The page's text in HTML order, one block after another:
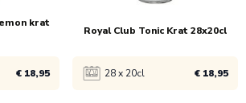
krat
€ 18,95
Royal Club Tonic Krat 28x20cl
28 x 20cl € 18,95